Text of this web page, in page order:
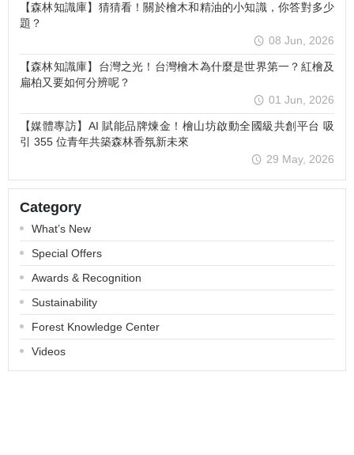
【森林知識庫】猜猜看！關於檜木和精油的小知識，你答對多少
題？
08 Jun, 2026
【森林知識庫】台灣之光！台灣檜木為什麼是世界第一？紅檜及
扁柏又要如何分辨呢？
01 Jun, 2026
【媒體專訪】AI 賦能品牌煉金！檜山坊啟動全國級共創平台 吸
引 355 位青年共築森林香氛新未來
29 May, 2026
Category
What’s New
Special Offers
Awards & Recognition
Sustainability
Forest Knowledge Center
Videos